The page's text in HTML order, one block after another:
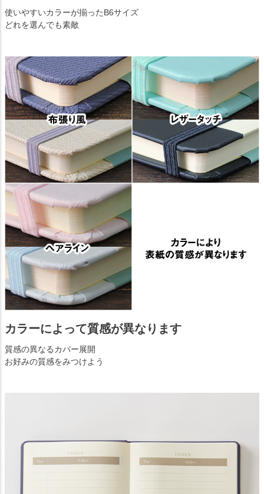
使いやすいカラーが揃ったB6サイズ
どれを選んでも素敵
カラーによって質感が異なります
質感の異なるカバー展開
お好みの質感をみつけよう